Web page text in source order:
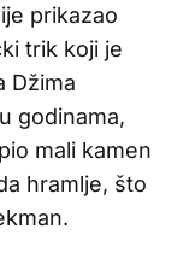
prikazao
trik koji je
Džima
godinama,
mali kamen
hramlje, što